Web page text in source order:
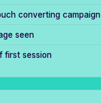
converting campaign
seen
first session